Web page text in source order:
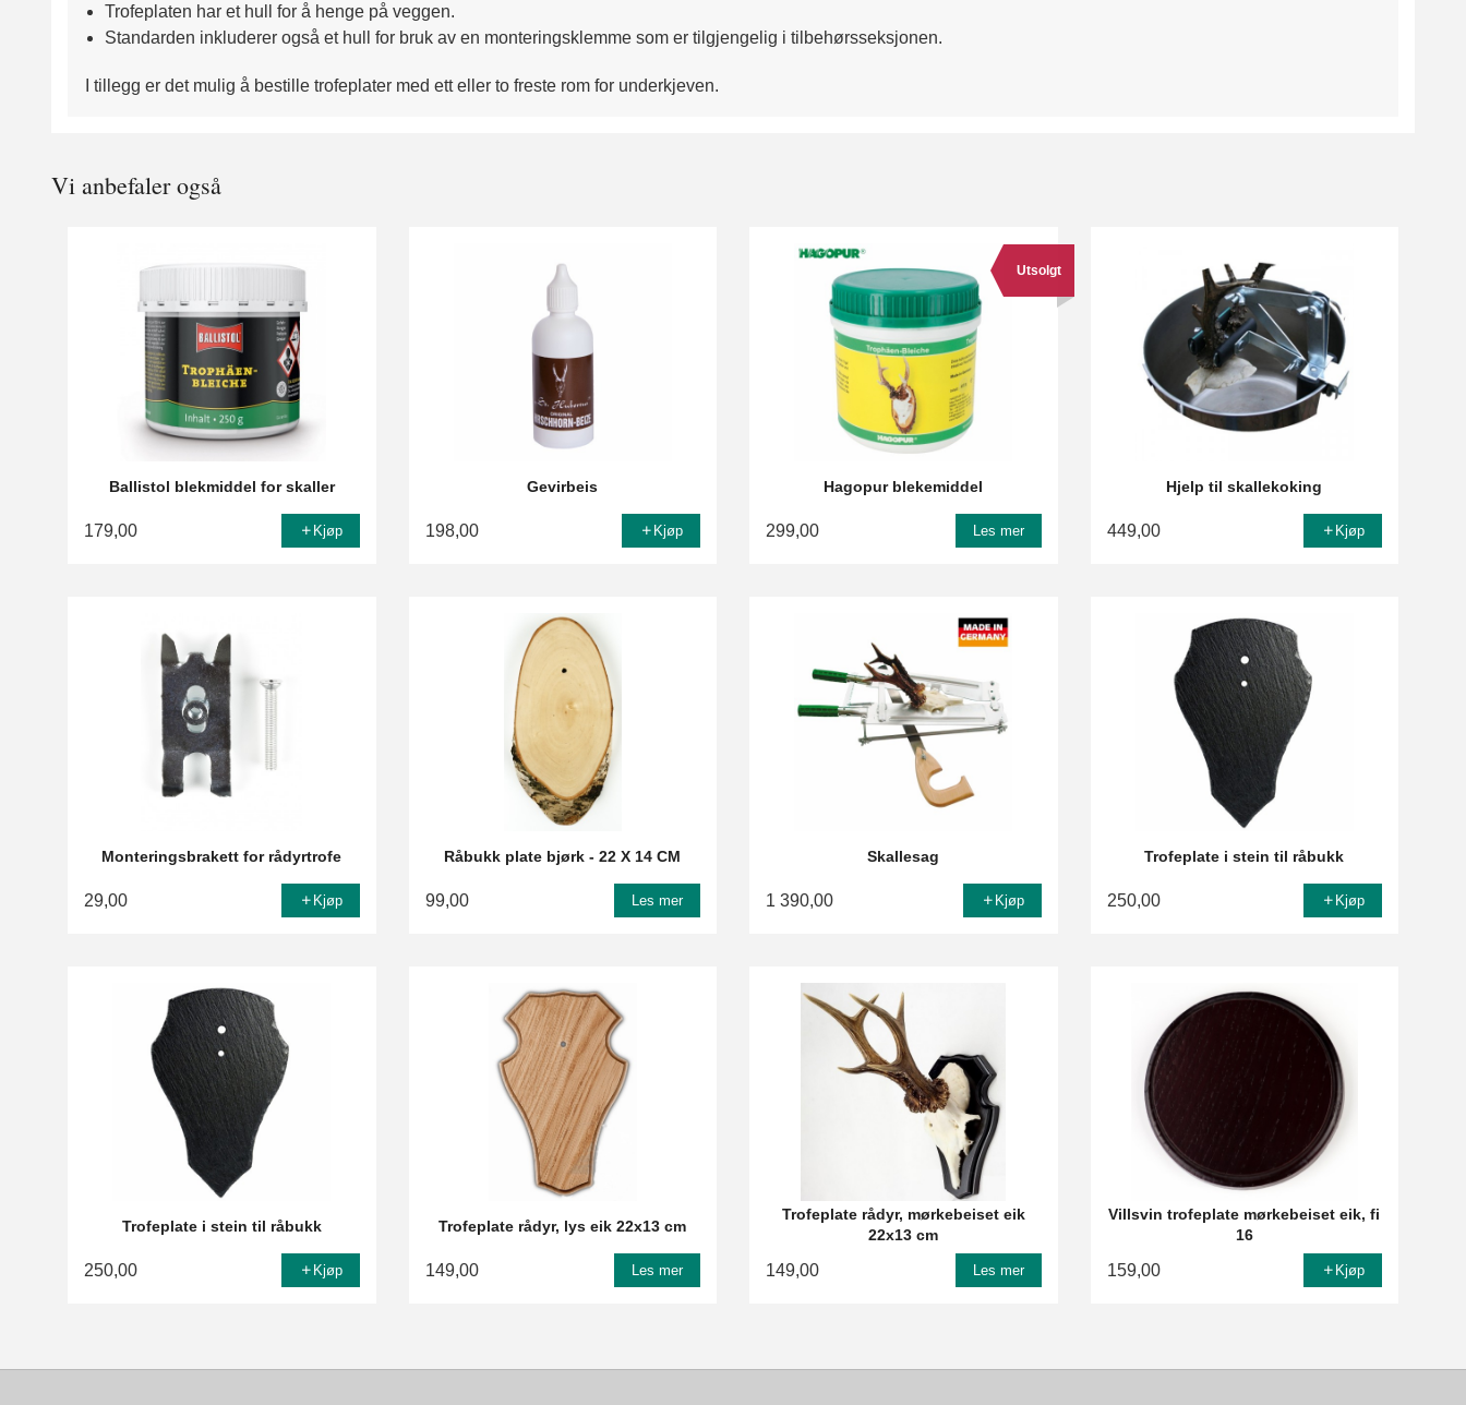
Trofeplaten har et hull for å henge på veggen.
Standarden inkluderer også et hull for bruk av en monteringsklemme som er tilgjengelig i tilbehørsseksjonen.
I tillegg er det mulig å bestille trofeplater med ett eller to freste rom for underkjeven.
Vi anbefaler også
Ballistol blekmiddel for skaller
179,00 Kjøp
Gevirbeis
198,00 Kjøp
Hagopur blekemiddel
Utsolgt
299,00 Les mer
Hjelp til skallekoking
449,00 Kjøp
Monteringsbrakett for rådyrtrofe
29,00 Kjøp
Råbukk plate bjørk - 22 X 14 CM
99,00 Les mer
Skallesag
1 390,00 Kjøp
Trofeplate i stein til råbukk
250,00 Kjøp
Trofeplate i stein til råbukk
250,00 Kjøp
Trofeplate rådyr, lys eik 22x13 cm
149,00 Les mer
Trofeplate rådyr, mørkebeiset eik
22x13 cm
149,00 Les mer
Villsvin trofeplate mørkebeiset eik, fi
16
159,00 Kjøp